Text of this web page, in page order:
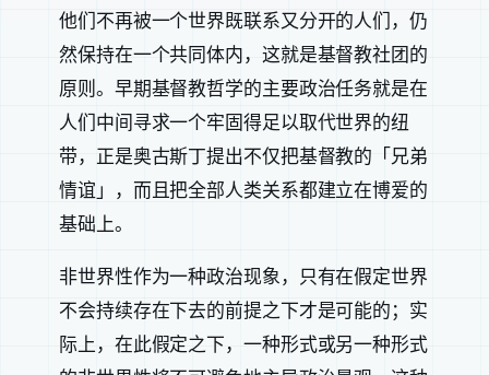
他们不再被一个世界既联系又分开的人们，仍
然保持在一个共同体内，这就是基督教社团的
原则。早期基督教哲学的主要政治任务就是在
人们中间寻求一个牢固得足以取代世界的纽
带，正是奥古斯丁提出不仅把基督教的「兄弟
情谊」，而且把全部人类关系都建立在博爱的
基础上。
非世界性作为一种政治现象，只有在假定世界
不会持续存在下去的前提之下才是可能的；实
际上，在此假定之下，一种形式或另一种形式